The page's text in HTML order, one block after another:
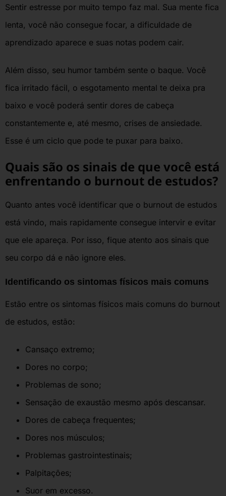
Sentir estresse por muito tempo faz mal. Sua mente fica
lenta, você não consegue focar, a dificuldade de
aprendizado aparece e suas notas podem cair.
Além disso, seu humor também sente o baque. Você
fica irritado fácil, o esgotamento mental te deixa pra
baixo e você poderá sentir dores de cabeça
constantemente e, até mesmo, crises de ansiedade.
Esse é um ciclo que pode te puxar para baixo.
Quais são os sinais de que você está
enfrentando o burnout de estudos?
Quanto antes você identificar que o burnout de estudos
está vindo, mais rapidamente consegue intervir e evitar
que ele apareça. Por isso, fique atento aos sinais que
seu corpo dá e não ignore eles.
Identificando os sintomas físicos mais comuns
Estão entre os sintomas físicos mais comuns do burnout
de estudos, estão:
Cansaço extremo;
Dores no corpo;
Problemas de sono;
Sensação de exaustão mesmo após descansar.
Dores de cabeça frequentes;
Dores nos músculos;
Problemas gastrointestinais;
Palpitações;
Suor em excesso.